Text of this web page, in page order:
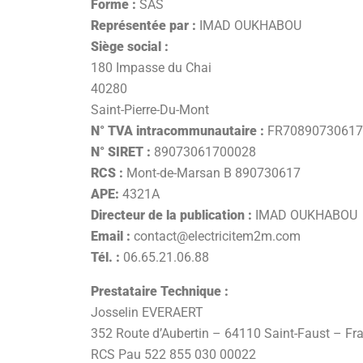
Forme : SAS
Représentée par : IMAD OUKHABOU
Siège social :
180 Impasse du Chai
40280
Saint-Pierre-Du-Mont
N° TVA intracommunautaire : FR70890730617
N° SIRET : 89073061700028
RCS : Mont-de-Marsan B 890730617
APE: 4321A
Directeur de la publication : IMAD OUKHABOU
Email : contact@electricitem2m.com
Tél. : 06.65.21.06.88
Prestataire Technique :
Josselin EVERAERT
352 Route d’Aubertin – 64110 Saint-Faust –
RCS Pau 522 855 030 00022